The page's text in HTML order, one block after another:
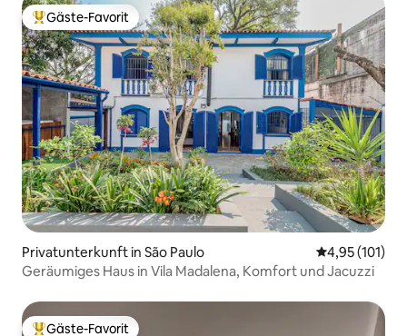
Beliebter Gäste-Favorit.
Gäste-Favorit
Privatunterkunft in São Paulo
4,95 (101)
Geräumiges Haus in Vila Madalena, Komfort und Jacuzzi
Gäste-Favorit